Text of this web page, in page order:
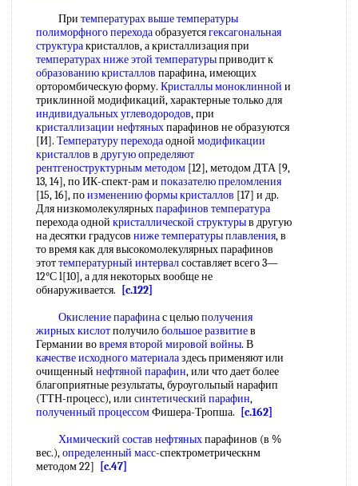
При температурах выше температуры
полиморфного переходаобразуетсягексагональная
структуракристаллов, а кристаллизация при
температурах нижеэтой температурыприводит к
образованию кристаллов парафина, имеющих
орторомбическую форму. Кристаллы моноклинной и
триклинной модификаций, характерные только для
индивидуальных углеводородов, при
кристаллизации нефтяныхпарафинов не образуются
[И]. Температуру переходаодной модификации
кристаллов в другую определяют
рентгеноструктурным методом [12], методом ДТА [9,
13, 14], по ИК-спект-рам и показателю преломления
[15, 16], поизменению формы кристаллов [17] и др.
Для низкомолекулярныхпарафинов температура
перехода одной кристаллической структурыв другую
на десятки градусов ниже температуры плавления, в
то время как для высокомолекулярных парафинов
этоттемпературный интервалсоставляет всего 3—
12°С l[10], а для некоторых вообще не
обнаруживается.
[c.122]
Окисление парафинас цельюполучения
жирных кислотполучилобольшое развитиев
Германии вовремя второй мировой войны. В
качестве исходного материалаздесь применяют или
очищенный нефтяной парафин, или что дает более
благоприятные результаты, буроугольпый нарафип
(ТТН-процесс), или синтетический парафин,
полученный процессомФишера-Тропша.
[c.162]
Химический состав нефтяныхпарафинов (в %
вес.),определенный масс-спектрометрическнм
методом 22]
[c.47]